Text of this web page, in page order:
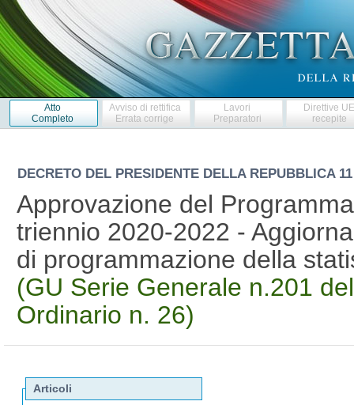
Atto
Completo
Avviso di rettifica
Errata corrige
Lavori
Preparatori
Direttive
recepite
DECRETO DEL PRESIDENTE DELLA REPUBBLICA
Approvazione del
triennio 2020-2022 -
di programmazione della
(GU Serie Generale n.201
Ordinario n. 26)